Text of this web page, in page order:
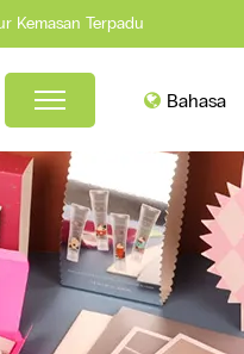
Kemasan Terpadu
Bahasa